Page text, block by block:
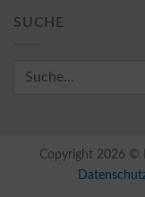
SUCHE
Copyright 2026 ©